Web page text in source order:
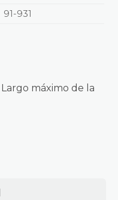
91-931
máximo de la